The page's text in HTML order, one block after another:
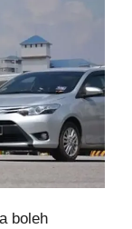
boleh